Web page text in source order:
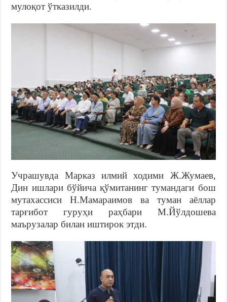
мулоқот ўтказилди.
Учрашувда Марказ илмий ходими Ж.Жумаев,
Дин ишлари бўйича қўмитанинг тумандаги бош
мутахассиси Н.Мамараимов ва туман аёллар
тарғибот гуруҳи раҳбари М.Йўлдошева
маърузалар билан иштирок этди.